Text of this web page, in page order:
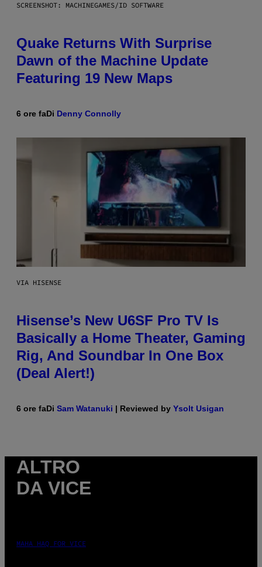
SCREENSHOT: MACHINEGAMES/ID SOFTWARE
Quake Returns With Surprise
Dawn of the Machine Update
Featuring 19 New Maps
6 ore faDi Denny Connolly
VIA HISENSE
Hisense’s New U6SF Pro TV Is
Basically a Home Theater, Gaming
Rig, And Soundbar In One Box
(Deal Alert!)
6 ore faDi Sam Watanuki | Reviewed by Ysolt Usigan
ALTRO
DA VICE
MAHA HAQ FOR VICE